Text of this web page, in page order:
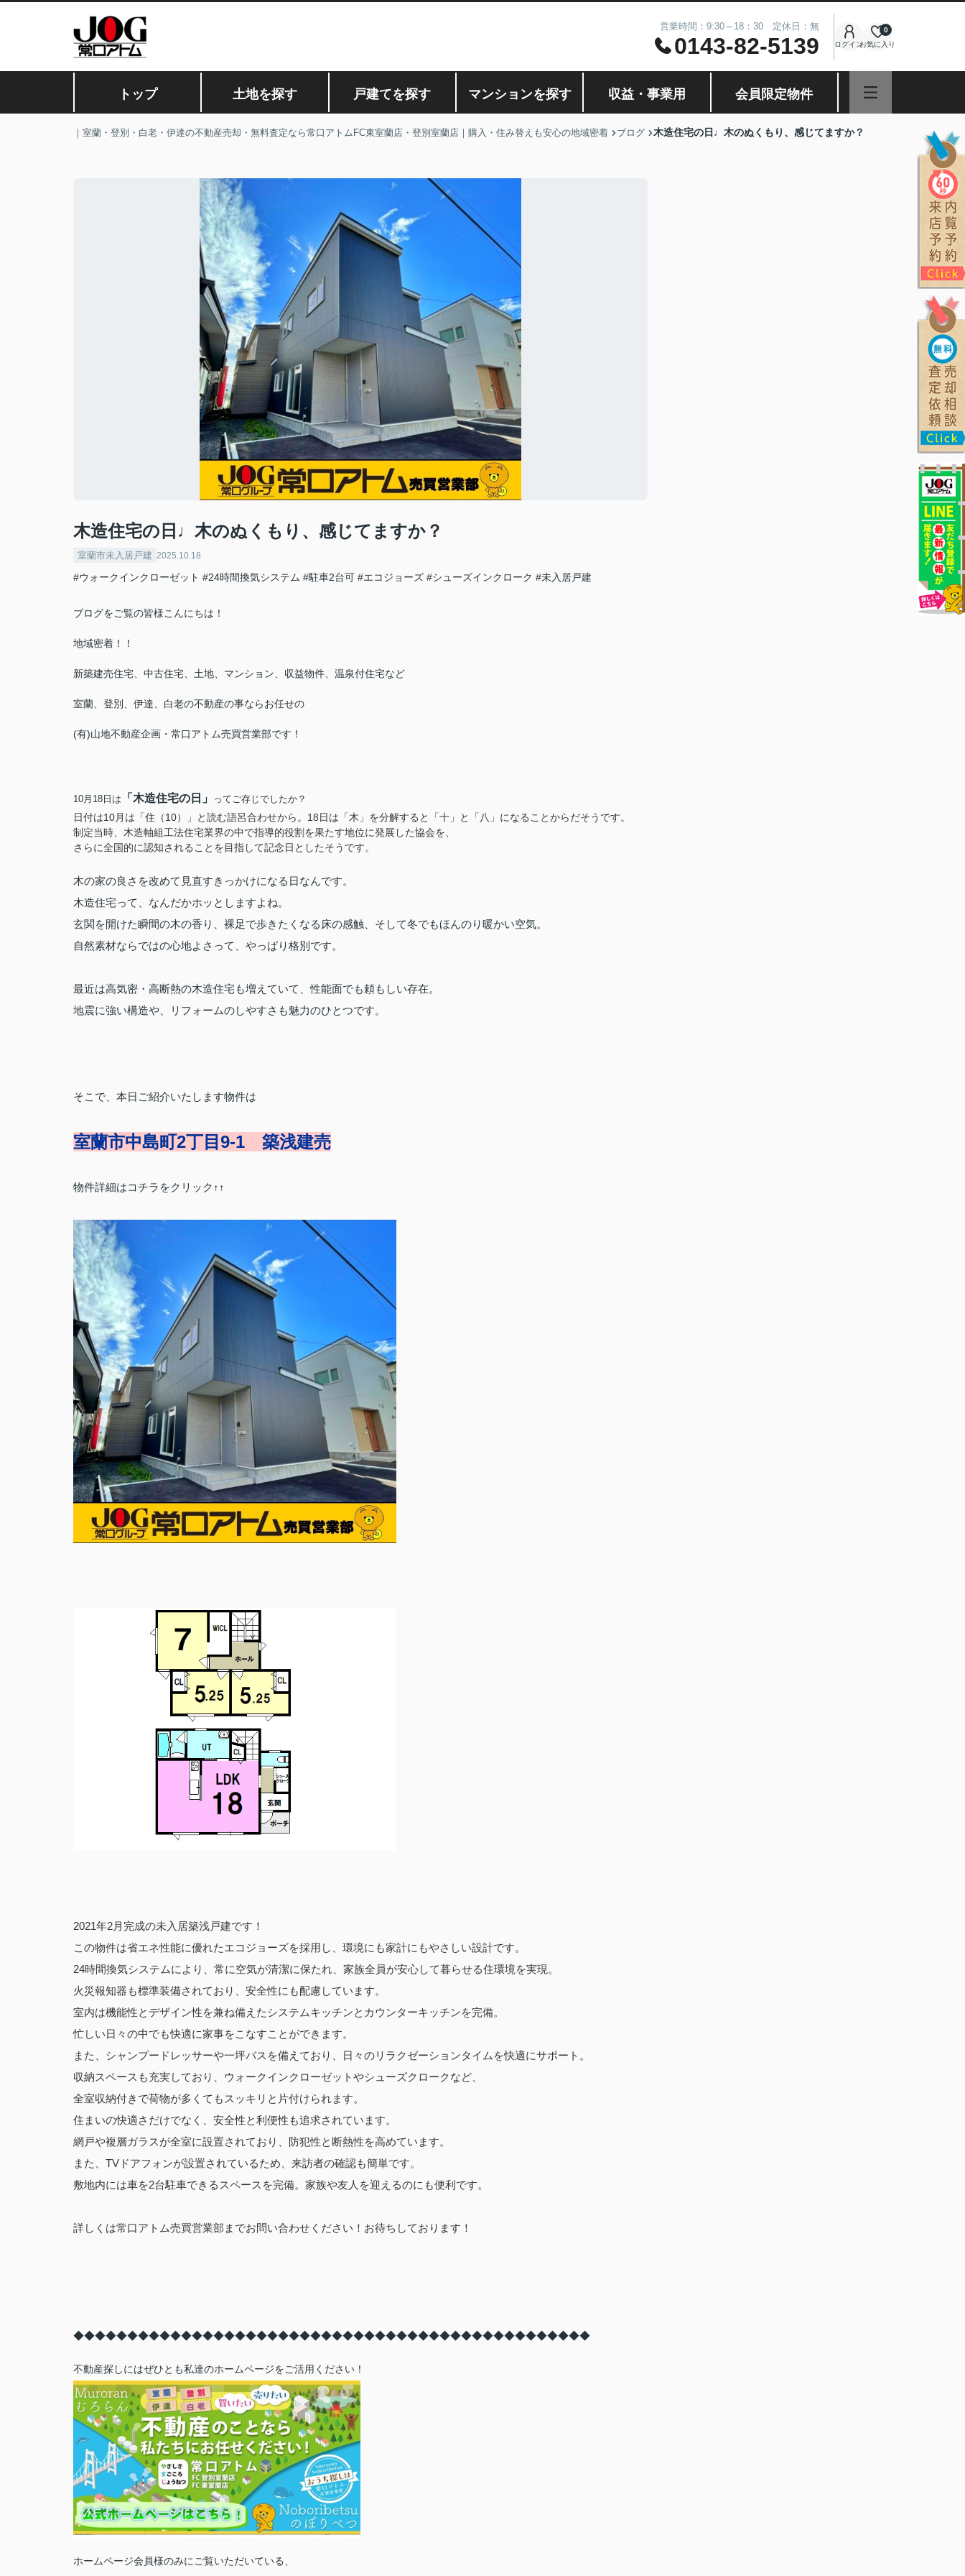
営業時間：9:30～18：30 定休日：無
0143-82-5139 ログインお気に入り
0
トップ 土地を探す 戸建てを探す マンションを探す 収益・事業用 会員限定物件
｜室蘭・登別・白老・伊達の不動産売却・無料査定なら常口アトムFC東室蘭店・登別室蘭店｜購入・住み替えも安心の地域密着 ブログ 木造住宅の日♩木のぬくもり、感じてますか？
木造住宅の日♩木のぬくもり、感じてますか？
室蘭市未入居戸建 2025.10.18
#ウォークインクローゼット #24時間換気システム #駐車2台可 #エコジョーズ #シューズインクローク #未入居戸建
ブログをご覧の皆様こんにちは！
地域密着！！
新築建売住宅、中古住宅、土地、マンション、収益物件、温泉付住宅など
室蘭、登別、伊達、白老の不動産の事ならお任せの
(有)山地不動産企画・常口アトム売買営業部です！
10月18日は 「木造住宅の日」 ってご存じでしたか？
日付は10月は「住（10）」と読む語呂合わせから。18日は「木」を分解すると「十」と「八」になることからだそうです。
制定当時、木造軸組工法住宅業界の中で指導的役割を果たす地位に発展した協会を、
さらに全国的に認知されることを目指して記念日としたそうです。
木の家の良さを改めて見直すきっかけになる日なんです。
木造住宅って、なんだかホッとしますよね。
玄関を開けた瞬間の木の香り、裸足で歩きたくなる床の感触、そして冬でもほんのり暖かい空気。
自然素材ならではの心地よさって、やっぱり格別です。
最近は高気密・高断熱の木造住宅も増えていて、性能面でも頼もしい存在。
地震に強い構造や、リフォームのしやすさも魅力のひとつです。
そこで、本日ご紹介いたします物件は
室蘭市中島町2丁目9-1 築浅建売
物件詳細はコチラをクリック↑↑
2021年2月完成の未入居築浅戸建です！
この物件は省エネ性能に優れたエコジョーズを採用し、環境にも家計にもやさしい設計です。
24時間換気システムにより、常に空気が清潔に保たれ、家族全員が安心して暮らせる住環境を実現。
火災報知器も標準装備されており、安全性にも配慮しています。
室内は機能性とデザイン性を兼ね備えたシステムキッチンとカウンターキッチンを完備。
忙しい日々の中でも快適に家事をこなすことができます。
また、シャンプードレッサーや一坪バスを備えており、日々のリラクゼーションタイムを快適にサポート。
収納スペースも充実しており、ウォークインクローゼットやシューズクロークなど、
全室収納付きで荷物が多くてもスッキリと片付けられます。
住まいの快適さだけでなく、安全性と利便性も追求されています。
網戸や複層ガラスが全室に設置されており、防犯性と断熱性を高めています。
また、TVドアフォンが設置されているため、来訪者の確認も簡単です。
敷地内には車を2台駐車できるスペースを完備。家族や友人を迎えるのにも便利です。
詳しくは常口アトム売買営業部までお問い合わせください！お待ちしております！
◆◆◆◆◆◆◆◆◆◆◆◆◆◆◆◆◆◆◆◆◆◆◆◆◆◆◆◆◆◆◆◆◆◆◆◆◆◆◆◆◆◆◆◆◆◆◆◆
不動産探しにはぜひとも私達のホームページをご活用ください！
ホームページ会員様のみにご覧いただいている、